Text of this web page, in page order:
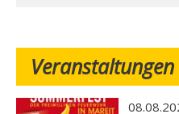
Veranstaltungen